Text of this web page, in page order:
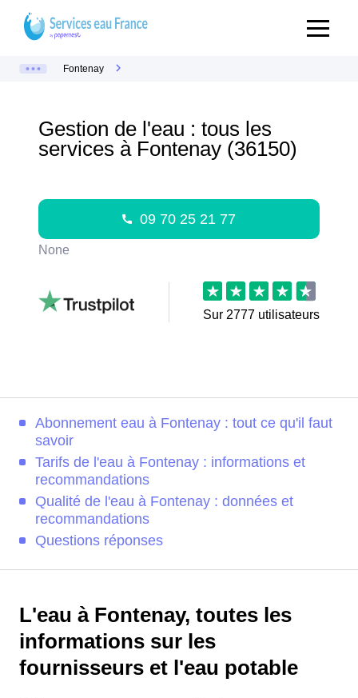
Fontenay
Gestion de l'eau : tous les
services à Fontenay (36150)
09 70 25 21 77
None
Sur 2777 utilisateurs
Abonnement eau à Fontenay : tout ce qu'il faut
savoir
Tarifs de l'eau à Fontenay : informations et
recommandations
Qualité de l'eau à Fontenay : données et
recommandations
Questions réponses
L'eau à Fontenay, toutes les
informations sur les
fournisseurs et l'eau potable